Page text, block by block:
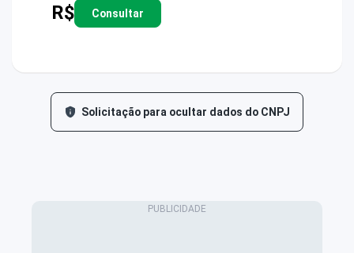
R$ Consultar
Solicitação para ocultar dados do CNPJ